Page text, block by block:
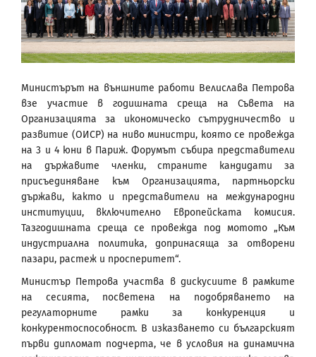
Министърът на външните работи Велислава Петрова
взе участие в годишната среща на Съвета на
Организацията за икономическо сътрудничество и
развитие (ОИСР) на ниво министри, която се провежда
на 3 и 4 юни в Париж. Форумът събира представители
на държавите членки, страните кандидати за
присъединяване към Организацията, партньорски
държави, както и представители на международни
институции, включително Европейската комисия.
Тазгодишната среща се провежда под мотото „Към
индустриална политика, допринасяща за отворени
пазари, растеж и просперитет“.
Министър Петрова участва в дискусиите в рамките
на сесията, посветена на подобряването на
регулаторните рамки за конкуренция и
конкурентоспособност. В изказването си българският
първи дипломат подчерта, че в условия на динамична